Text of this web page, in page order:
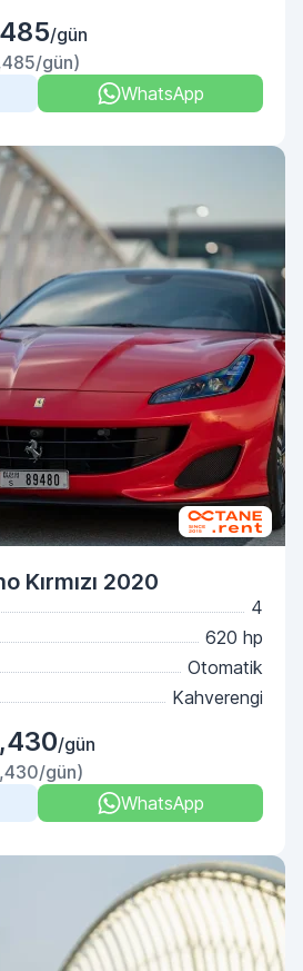
/gün
gün)
WhatsApp
Kırmızı 2020
4
620 hp
Otomatik
Kahverengi
/gün
gün)
WhatsApp